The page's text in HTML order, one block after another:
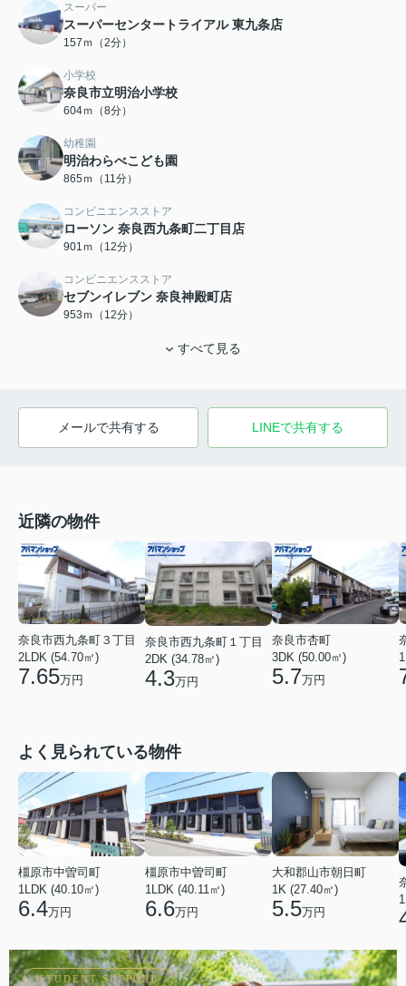
スーパー
スーパーセンタートライアル 東九条店
157ｍ（2分）
小学校
奈良市立明治小学校
604ｍ（8分）
幼稚園
明治わらべこども園
865ｍ（11分）
コンビニエンスストア
ローソン 奈良西九条町二丁目店
901ｍ（12分）
コンビニエンスストア
セブンイレブン 奈良神殿町店
953ｍ（12分）
すべて見る
メールで共有する LINEで共有する
近隣の物件
奈良市西九条町３丁目
2LDK (54.70㎡)
7.65万円
奈良市西九条町１丁目
2DK (34.78㎡)
4.3万円
奈良市杏町
3DK (50.00㎡)
5.7万円
よく見られている物件
橿原市中曽司町
1LDK (40.10㎡)
6.4万円
橿原市中曽司町
1LDK (40.11㎡)
6.6万円
大和郡山市朝日町
1K (27.40㎡)
5.5万円
STUDENT SUPPORT